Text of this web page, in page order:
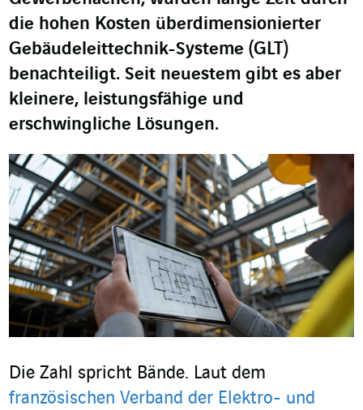
die hohen Kosten überdimensionierter
Gebäudeleittechnik-Systeme (GLT)
benachteiligt. Seit neuestem gibt es aber
kleinere, leistungsfähige und
erschwingliche Lösungen.
Die Zahl spricht Bände. Laut dem
französischen Verband der Elektro- und